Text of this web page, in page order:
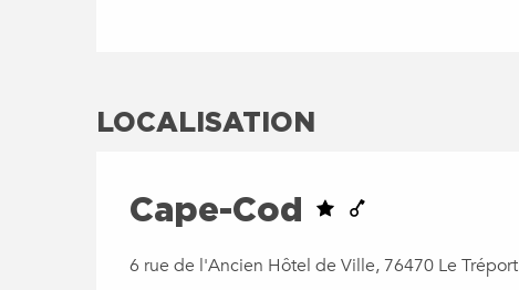
LOCALISATION
Cape-Cod
6 rue de l'Ancien Hôtel de Ville, 76470 Le Tréport